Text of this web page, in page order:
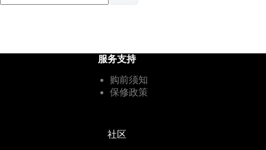
果
服务支持
购前须知
保修政策
社区